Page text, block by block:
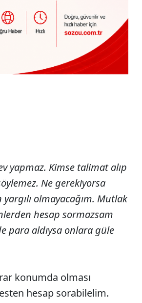
yapmaz. Kimse talimat alıp
Ne gerekiyorsa
olmayacağım. Mutlak
hesap sormazsam
para aldıysa onlara güle
konumda olması
hesap sorabilelim.